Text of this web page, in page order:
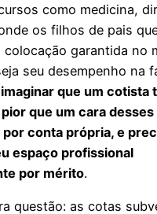
como medicina,
os filhos de pais
garantida no
seu desempenho na
que um cotista
que um cara desses
conta própria, e
espaço profissional
por mérito.
questão: as cotas